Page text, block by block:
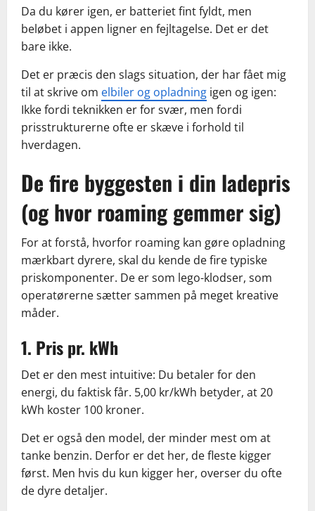
Da du kører igen, er batteriet fint fyldt, men
beløbet i appen ligner en fejltagelse. Det er det
bare ikke.
Det er præcis den slags situation, der har fået mig
til at skrive om elbiler og opladning igen og igen:
Ikke fordi teknikken er for svær, men fordi
prisstrukturerne ofte er skæve i forhold til
hverdagen.
De fire byggesten i din ladepris
(og hvor roaming gemmer sig)
For at forstå, hvorfor roaming kan gøre opladning
mærkbart dyrere, skal du kende de fire typiske
priskomponenter. De er som lego-klodser, som
operatørerne sætter sammen på meget kreative
måder.
1. Pris pr. kWh
Det er den mest intuitive: Du betaler for den
energi, du faktisk får. 5,00 kr/kWh betyder, at 20
kWh koster 100 kroner.
Det er også den model, der minder mest om at
tanke benzin. Derfor er det her, de fleste kigger
først. Men hvis du kun kigger her, overser du ofte
de dyre detaljer.